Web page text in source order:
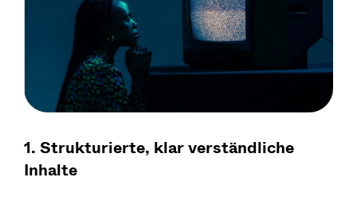
1. Strukturierte, klar verständliche
Inhalte